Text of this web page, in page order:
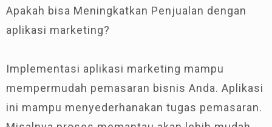
Apakah bisa Meningkatkan Penjualan dengan
aplikasi marketing?
Implementasi aplikasi marketing mampu
mempermudah pemasaran bisnis Anda. Aplikasi
ini mampu menyederhanakan tugas pemasaran.